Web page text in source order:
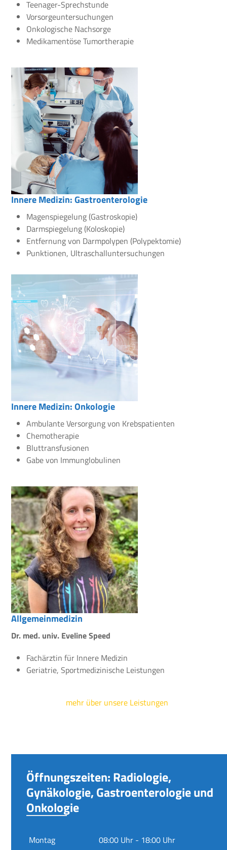
Teenager-Sprechstunde
Vorsorgeuntersuchungen
Onkologische Nachsorge
Medikamentöse Tumortherapie
Innere Medizin: Gastroenterologie
Magenspiegelung (Gastroskopie)
Darmspiegelung (Koloskopie)
Entfernung von Darmpolypen (Polypektomie)
Punktionen, Ultraschalluntersuchungen
Innere Medizin: Onkologie
Ambulante Versorgung von Krebspatienten
Chemotherapie
Bluttransfusionen
Gabe von Immunglobulinen
Allgemeinmedizin
Dr. med. univ. Eveline Speed
Fachärztin für Innere Medizin
Geriatrie, Sportmedizinische Leistungen
mehr über unsere Leistungen
Öffnungszeiten: Radiologie,
Gynäkologie, Gastroenterologie und
Onkologie
Montag
08:00 Uhr - 18:00 Uhr